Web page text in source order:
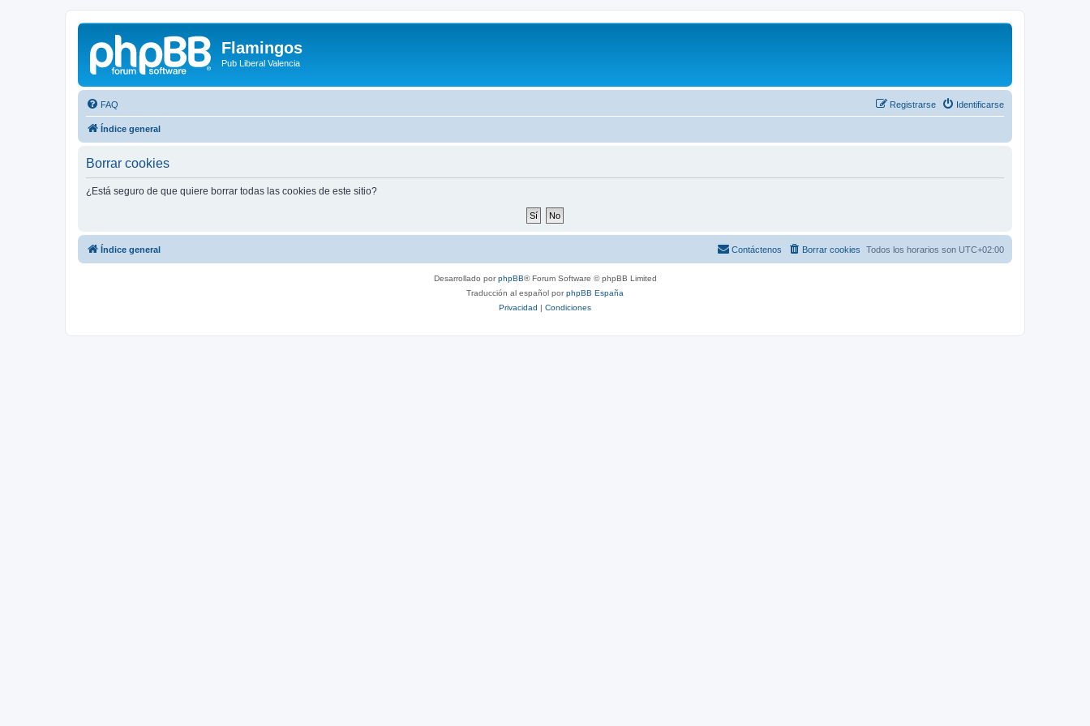
Flamingos
Pub Liberal Valencia
FAQ Identificarse
Registrarse
Índice general
Borrar cookies
¿Está seguro de que quiere borrar todas las cookies de este sitio?
Índice general Todos los horarios son UTC+02:00
Borrar cookies
Contáctenos
Desarrollado porphpBB® Forum Software © phpBB Limited
Traducción al español porphpBB España
Privacidad | Condiciones